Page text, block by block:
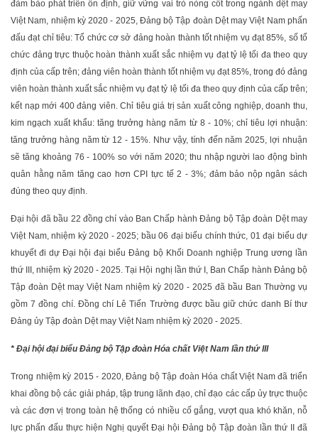
đảm bảo phát triển ổn định, giữ vững vai trò nòng cốt trong ngành dệt may
Việt Nam, nhiệm kỳ 2020 - 2025, Đảng bộ Tập đoàn Dệt may Việt Nam phấn
đấu đạt chỉ tiêu: Tổ chức cơ sở đảng hoàn thành tốt nhiệm vụ đạt 85%, số tổ
chức đảng trực thuộc hoàn thành xuất sắc nhiệm vụ đạt tỷ lệ tối đa theo quy
định của cấp trên; đảng viên hoàn thành tốt nhiệm vụ đạt 85%, trong đó đảng
viên hoàn thành xuất sắc nhiệm vụ đạt tỷ lệ tối đa theo quy định của cấp trên;
kết nạp mới 400 đảng viên. Chỉ tiêu giá trị sản xuất công nghiệp, doanh thu,
kim ngạch xuất khẩu: tăng trưởng hàng năm từ 8 - 10%; chỉ tiêu lợi nhuận:
tăng trưởng hàng năm từ 12 - 15%. Như vậy, tính đến năm 2025, lợi nhuận
sẽ tăng khoảng 76 - 100% so với năm 2020; thu nhập người lao động bình
quân hằng năm tăng cao hơn CPI tực tế 2 - 3%; đảm bảo nộp ngân sách
đúng theo quy định.
Đại hội đã bầu 22 đồng chí vào Ban Chấp hành Đảng bộ Tập đoàn Dệt may
Việt Nam, nhiệm kỳ 2020 - 2025; bầu 06 đại biểu chính thức, 01 đại biểu dự
khuyết đi dự Đại hội đại biểu Đảng bộ Khối Doanh nghiệp Trung ương lần
thứ III, nhiệm kỳ 2020 - 2025. Tại Hội nghị lần thứ I, Ban Chấp hành Đảng bộ
Tập đoàn Dệt may Việt Nam nhiệm kỳ 2020 - 2025 đã bầu Ban Thường vụ
gồm 7 đồng chí. Đồng chí Lê Tiến Trường được bầu giữ chức danh Bí thư
Đảng ủy Tập đoàn Dệt may Việt Nam nhiệm kỳ 2020 - 2025.
* Đại hội đại biểu Đảng bộ Tập đoàn Hóa chất Việt Nam lần thứ III
Trong nhiệm kỳ 2015 - 2020, Đảng bộ Tập đoàn Hóa chất Việt Nam đã triển
khai đồng bộ các giải pháp, tập trung lãnh đạo, chỉ đạo các cấp ủy trực thuộc
và các đơn vị trong toàn hệ thống có nhiều cố gắng, vượt qua khó khăn, nỗ
lực phấn đấu thực hiện Nghị quyết Đại hội Đảng bộ Tập đoàn lần thứ II đã